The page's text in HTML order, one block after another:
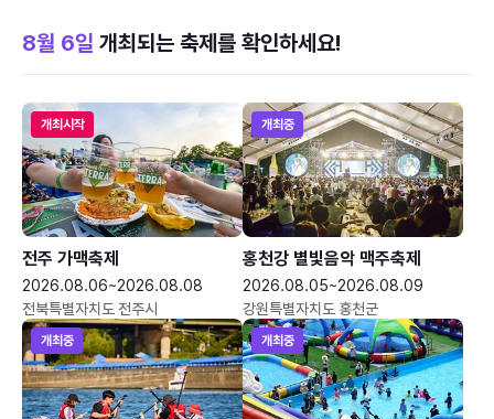
8월 6일 개최되는 축제를 확인하세요!
개최시작
전주 가맥축제
2026.08.06~2026.08.08
전북특별자치도 전주시
개최중
홍천강 별빛음악 맥주축제
2026.08.05~2026.08.09
강원특별자치도 홍천군
개최중 개최중